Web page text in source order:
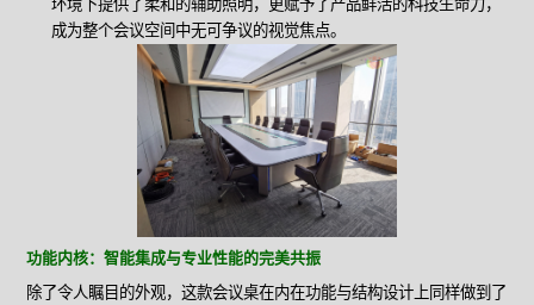
环境下提供了柔和的辅助照明，更赋予了产品鲜活的科技生命力，
成为整个会议空间中无可争议的视觉焦点。
功能内核：智能集成与专业性能的完美共振
除了令人瞩目的外观，这款会议桌在内在功能与结构设计上同样做到了